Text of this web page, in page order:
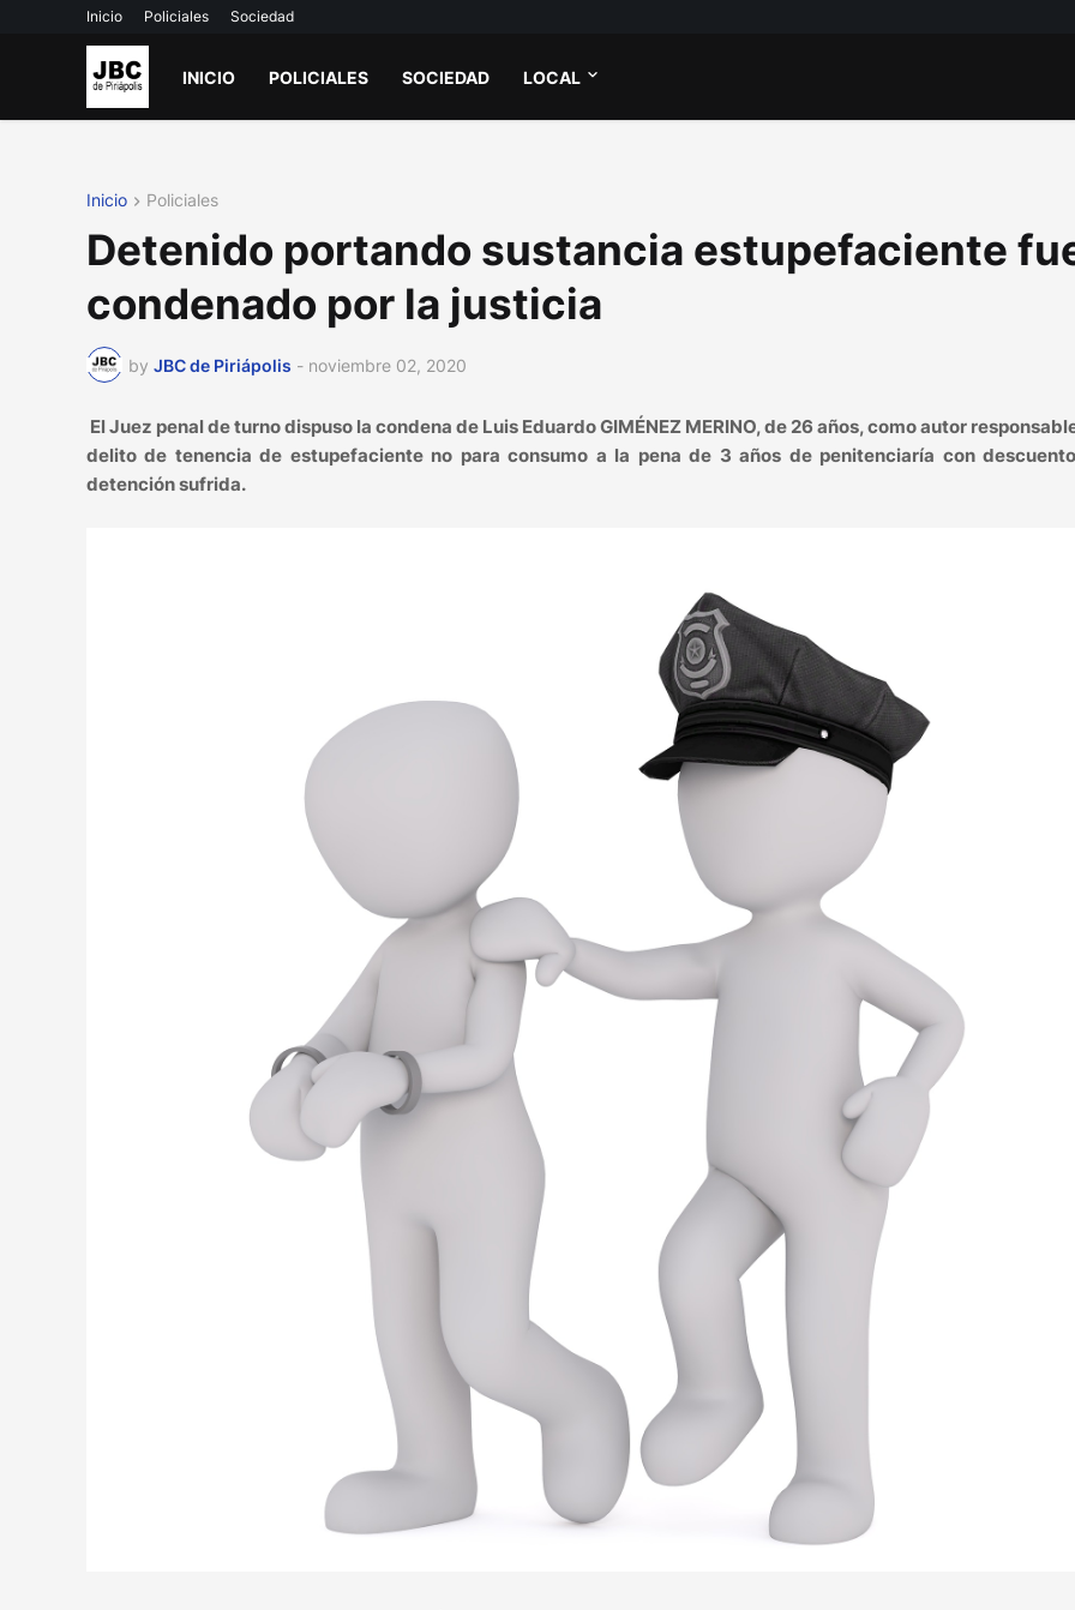
Inicio Policiales Sociedad
INICIO POLICIALES SOCIEDAD LOCAL
Inicio Policiales
Detenido portando sustancia estupefaciente
condenado por la justicia
by JBC de Piriápolis - noviembre 02, 2020
El Juez penal de turno dispuso la condena de Luis Eduardo GIMÉNEZ MERINO, de 26 años, como autor
delito de tenencia de estupefaciente no para consumo a la pena de 3 años de penitenciaría con
detención sufrida.